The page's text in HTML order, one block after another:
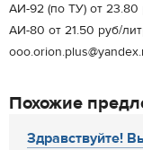
АИ-92 (по ТУ) от 23.80
АИ-80 от 21.50 руб/
Похожие
Здравствуйте!